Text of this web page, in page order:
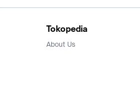
Tokopedia
About Us